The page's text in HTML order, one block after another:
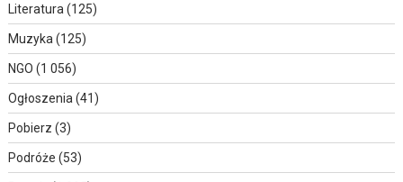
Literatura (125)
Muzyka (125)
NGO (1 056)
Ogłoszenia (41)
Pobierz (3)
Podróże (53)